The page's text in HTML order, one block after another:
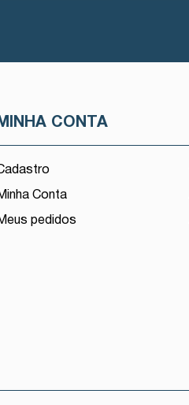
CONTA
Conta
pedidos